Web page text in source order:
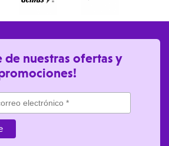
de nuestras ofertas y